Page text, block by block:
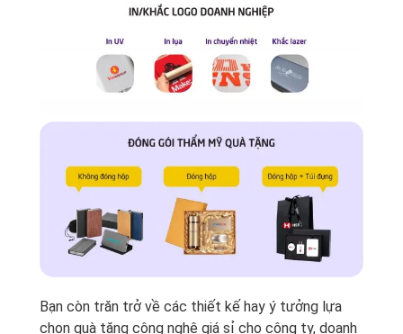
Bạn còn trăn trở về các thiết kế hay ý tưởng lựa
chọn quà tặng công nghệ giá sỉ cho công ty, doanh